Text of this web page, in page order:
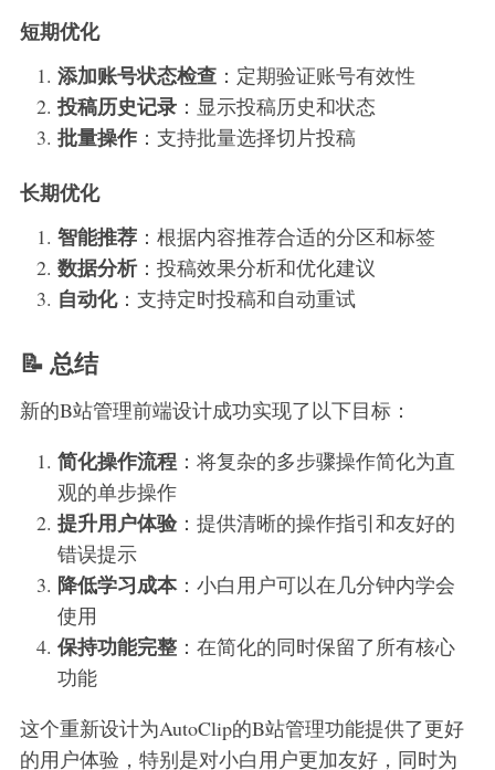
短期优化
添加账号状态检查 ：定期验证账号有效性
投稿历史记录 ：显示投稿历史和状态
批量操作 ：支持批量选择切片投稿
长期优化
智能推荐 ：根据内容推荐合适的分区和标签
数据分析：投稿效果分析和优化建议
自动化：支持定时投稿和自动重试
📝 总结
新的B站管理前端设计成功实现了以下目标：
简化操作流程 ：将复杂的多步骤操作简化为直
观的单步操作
提升用户体验：提供清晰的操作指引和友好的
错误提示
降低学习成本：小白用户可以在几分钟内学会
使用
保持功能完整 ：在简化的同时保留了所有核心
功能
这个重新设计为AutoClip的B站管理功能提供了更好
的用户体验，特别是对小白用户更加友好，同时为